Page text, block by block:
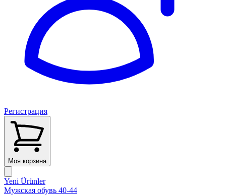
Регистрация
Моя корзина
Yeni Ürünler
Мужская обувь 40-44